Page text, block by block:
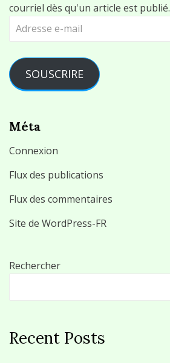
courriel dès qu'un article est publié.
Adresse
SOUSCRIRE
Méta
Connexion
Flux des publications
Flux des commentaires
Site de WordPress-FR
Rechercher
Recent Posts